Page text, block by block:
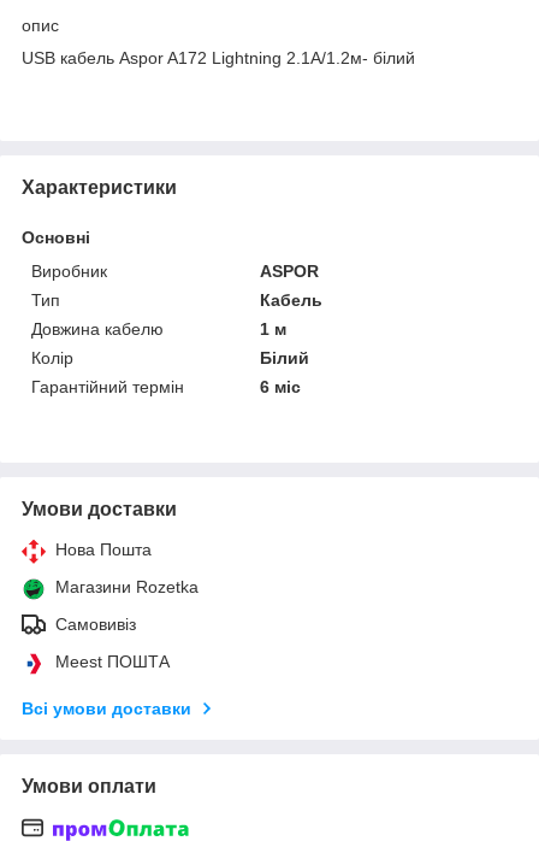
опис
USB кабель Aspor A172 Lightning 2.1A/1.2м- білий
Характеристики
Основні
Виробник
ASPOR
Тип
Кабель
Довжина кабелю
1 м
Колір
Білий
Гарантійний термін
6 міс
Умови доставки
Нова Пошта
Магазини Rozetka
Самовивіз
Meest ПОШТА
Всі умови доставки
Умови оплати